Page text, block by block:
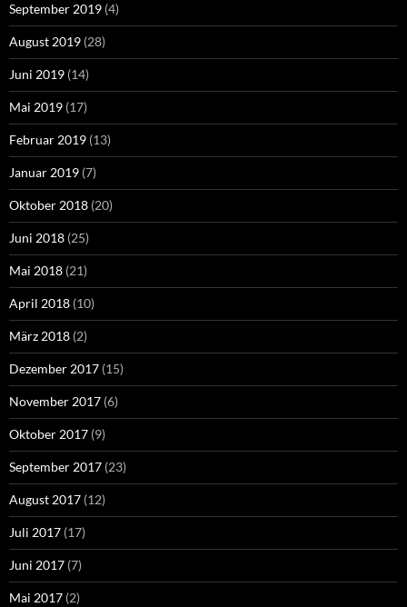
September 2019 (4)
August 2019 (28)
Juni 2019 (14)
Mai 2019 (17)
Februar 2019 (13)
Januar 2019 (7)
Oktober 2018 (20)
Juni 2018 (25)
Mai 2018 (21)
April 2018 (10)
März 2018 (2)
Dezember 2017 (15)
November 2017 (6)
Oktober 2017 (9)
September 2017 (23)
August 2017 (12)
Juli 2017 (17)
Juni 2017 (7)
Mai 2017 (2)